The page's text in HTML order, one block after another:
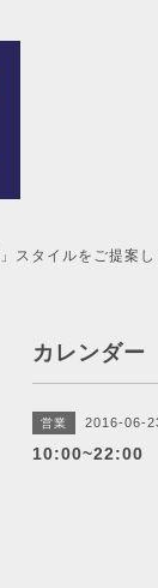
前」
スタイルをご提案し
カレンダー
営業 2016-06-
10:00~22:00